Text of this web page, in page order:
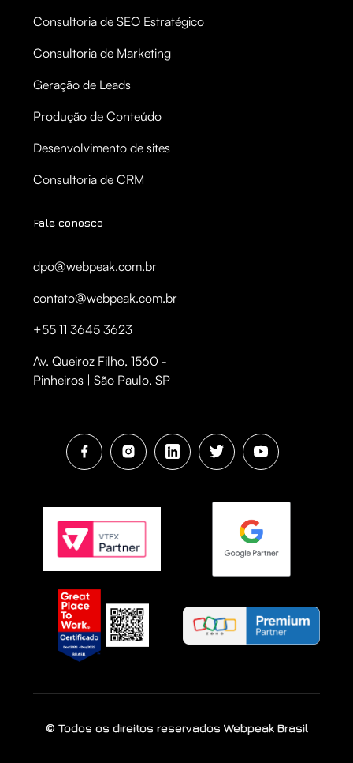
Consultoria de SEO Estratégico
Consultoria de Marketing
Geração de Leads
Produção de Conteúdo
Desenvolvimento de sites
Consultoria de CRM
Fale conosco
dpo@webpeak.com.br
contato@webpeak.com.br
+55 11 3645 3623
Av. Queiroz Filho, 1560 -
Pinheiros | São Paulo, SP
© Todos os direitos reservados Webpeak Brasil